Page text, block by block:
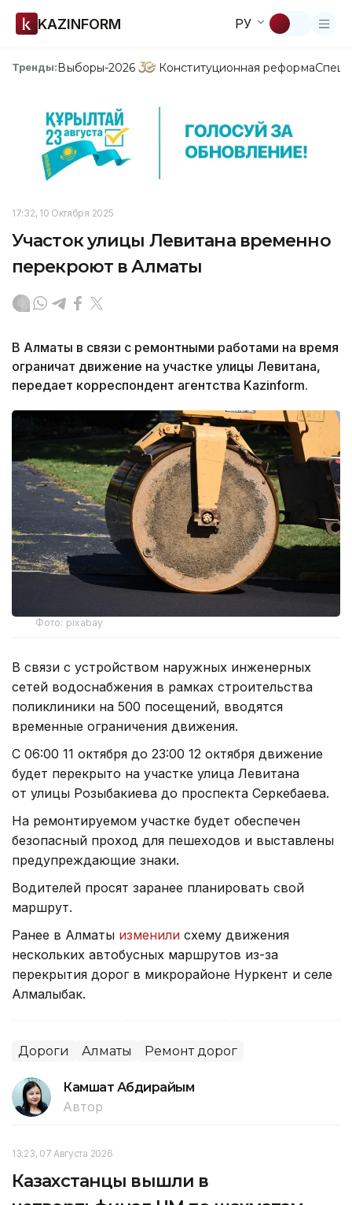
KAZINFORM РУ
Тренды:Выборы-2026 Конституционная реформа
17:32, 10 Октября 2025
Участок улицы Левитана временно
перекроют в Алматы
В Алматы в связи с ремонтными работами на время
ограничат движение на участке улицы Левитана,
передает корреспондент агентства Kazinform.
Фото: pixabay
В связи с устройством наружных инженерных
сетей водоснабжения в рамках строительства
поликлиники на 500 посещений, вводятся
временные ограничения движения.
С 06:00 11 октября до 23:00 12 октября движение
будет перекрыто на участке улица Левитана
от улицы Розыбакиева до проспекта Серкебаева.
На ремонтируемом участке будет обеспечен
безопасный проход для пешеходов и выставлены
предупреждающие знаки.
Водителей просят заранее планировать свой
маршрут.
Ранее в Алматы изменили схему движения
нескольких автобусных маршрутов из-за
перекрытия дорог в микрорайоне Нуркент и селе
Алмалыбак.
Дороги Алматы Ремонт дорог
Камшат Абдирайым
Автор
13:23, 07 Августа 2026
Казахстанцы вышли в